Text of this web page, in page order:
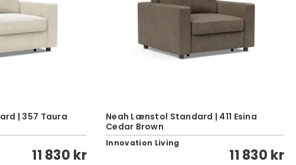
| 357 Taura
11 830 kr
Neah Lænstol Standard | 411 Esina
Cedar Brown
Innovation Living
11 830 kr